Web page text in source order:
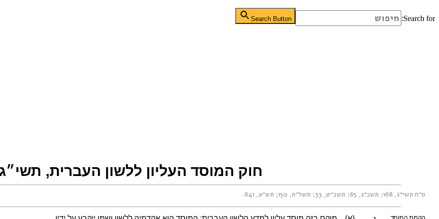
Search for:
Search Button
חוק המוסד העליון ללשון העברית,
ס״ח תשי״ג, 168 ; תשכ״ג, 65 ; תשכ״ט, 33 ; תשל״ח, 150 ; תש״ע, 641 .